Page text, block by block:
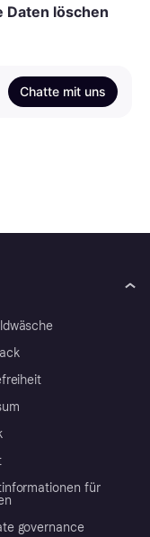
Daten löschen
Chatte mit uns
für
governance